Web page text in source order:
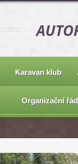
Karavan klub
Organizační řád